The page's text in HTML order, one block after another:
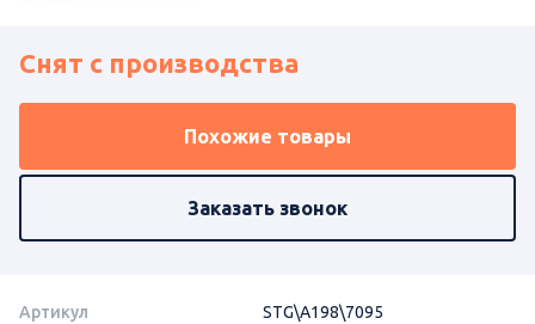
Снят с производства
Похожие товары
Заказать звонок
Артикул
STG\A198\7095